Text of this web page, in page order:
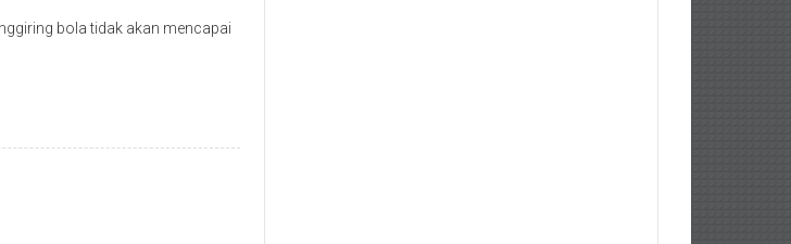
bola tidak akan mencapai